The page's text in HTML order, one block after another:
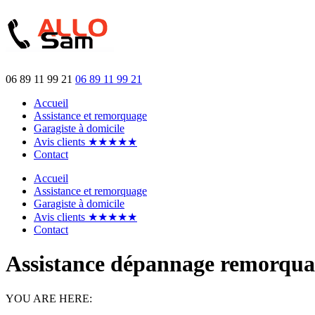
06 89 11 99 21 06 89 11 99 21
Accueil
Assistance et remorquage
Garagiste à domicile
Avis clients ★★★★★
Contact
Accueil
Assistance et remorquage
Garagiste à domicile
Avis clients ★★★★★
Contact
Assistance dépannage
YOU ARE HERE: